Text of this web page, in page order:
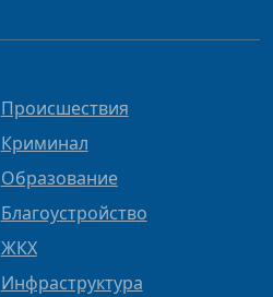
Происшествия
Криминал
Образование
Благоустройство
ЖКХ
Инфраструктура